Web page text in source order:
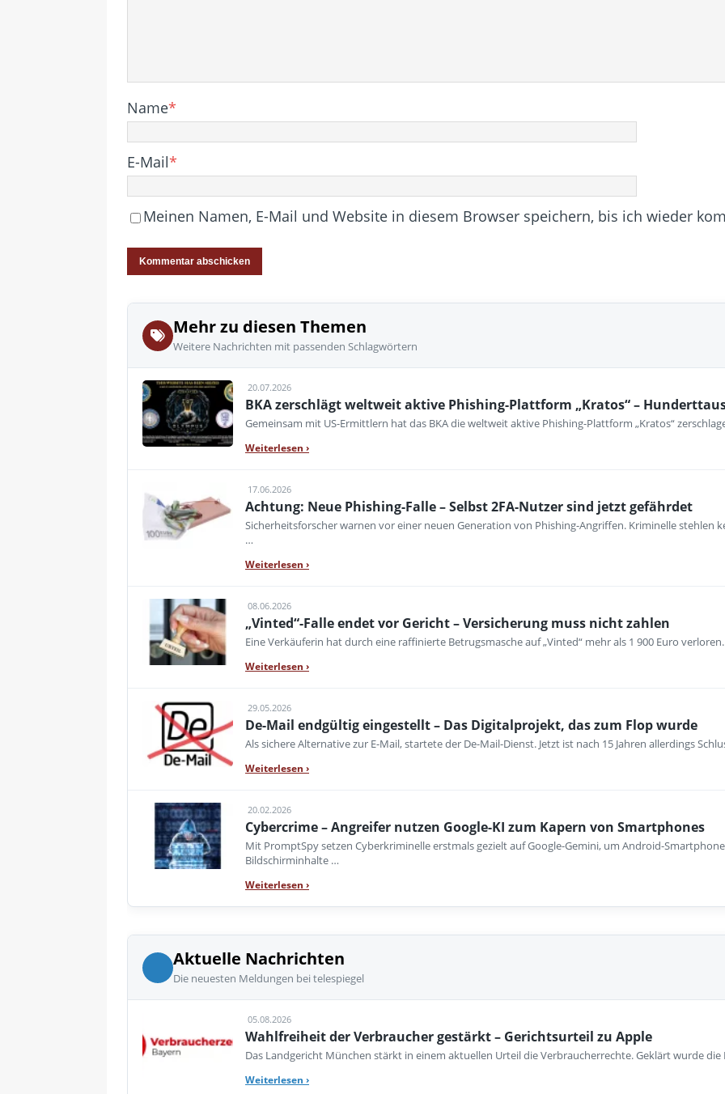
Name*
E-Mail*
Meinen Namen, E-Mail und Website in diesem Browser speichern, bis ich wieder
Mehr zu diesen Themen
Weitere Nachrichten mit passenden Schlagwörtern
20.07.2026
BKA zerschlägt weltweit aktive Phishing-Plattform „Kratos“ –
Gemeinsam mit US-Ermittlern hat das BKA die weltweit aktive Phishing-Plattform „Kratos“
Weiterlesen ›
17.06.2026
Achtung: Neue Phishing-Falle – Selbst 2FA-Nutzer sind jetzt gefährdet
Sicherheitsforscher warnen vor einer neuen Generation von Phishing-Angriffen. Kriminelle stehlen
…
Weiterlesen ›
08.06.2026
„Vinted“-Falle endet vor Gericht – Versicherung muss nicht zahlen
Eine Verkäuferin hat durch eine raffinierte Betrugsmasche auf „Vinted“ mehr als 1 900 Euro
Weiterlesen ›
29.05.2026
De-Mail endgültig eingestellt – Das Digitalprojekt, das zum Flop wurde
Als sichere Alternative zur E-Mail, startete der De-Mail-Dienst. Jetzt ist nach 15 Jahren allerdings
Weiterlesen ›
20.02.2026
Cybercrime – Angreifer nutzen Google-KI zum Kapern von Smartphones
Mit PromptSpy setzen Cyberkriminelle erstmals gezielt auf Google-Gemini, um Android-
Bildschirminhalte …
Weiterlesen ›
Aktuelle Nachrichten
Die neuesten Meldungen bei telespiegel
05.08.2026
Wahlfreiheit der Verbraucher gestärkt – Gerichtsurteil zu Apple
Das Landgericht München stärkt in einem aktuellen Urteil die Verbraucherrechte. Geklärt wurde die
Weiterlesen ›